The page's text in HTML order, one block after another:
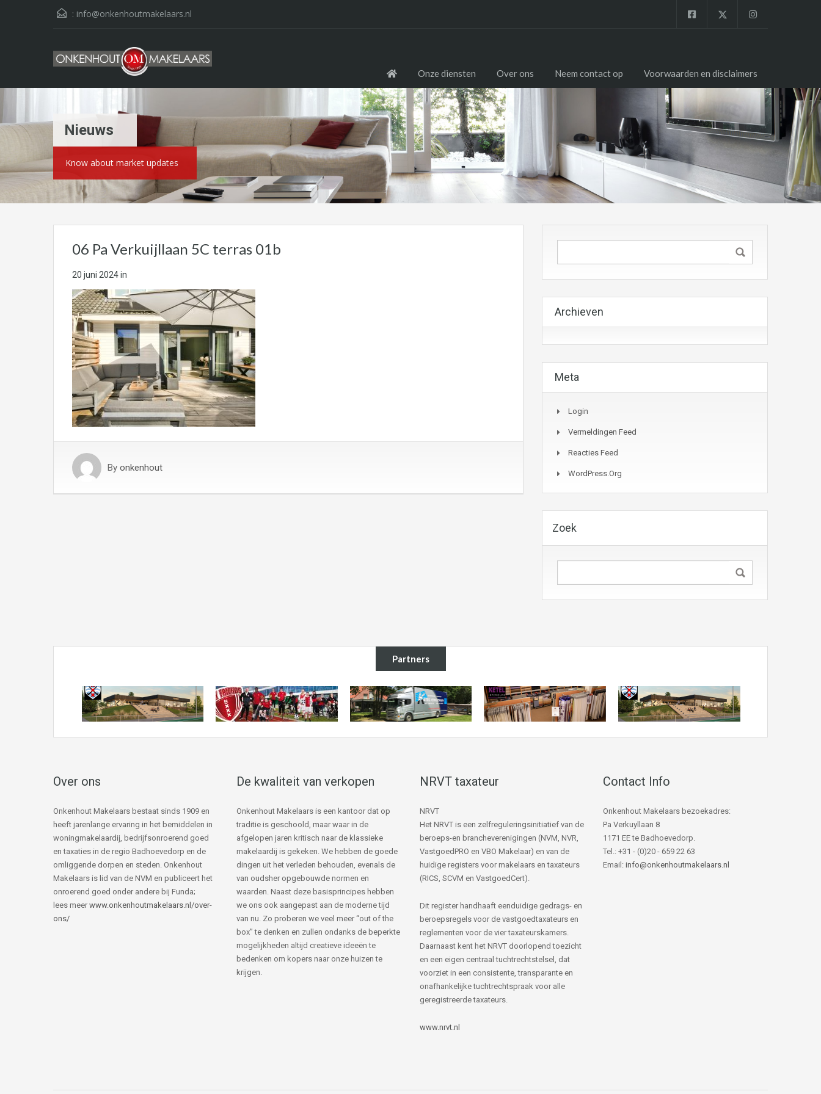
: info@onkenhoutmakelaars.nl
Onze diensten Over ons Neem contact op Voorwaarden en disclaimers
Nieuws
Know about market updates
06 Pa Verkuijllaan 5C terras 01b
20 juni 2024in
By onkenhout
Archieven
Meta
Login
Vermeldingen Feed
Reacties Feed
WordPress.org
Zoek
Partners
Over ons
Onkenhout Makelaars bestaat sinds 1909 en
heeft jarenlange ervaring in het bemiddelen in
woningmakelaardij, bedrijfsonroerend goed
en taxaties in de regio Badhoevedorp en de
omliggende dorpen en steden. Onkenhout
Makelaars is lid van de NVM en publiceert het
onroerend goed onder andere bij Funda;
lees meer www.onkenhoutmakelaars.nl/over-
ons/
De kwaliteit van verkopen
Onkenhout Makelaars is een kantoor dat op
traditie is geschoold, maar waar in de
afgelopen jaren kritisch naar de klassieke
makelaardij is gekeken. We hebben de goede
dingen uit het verleden behouden, evenals de
van oudsher opgebouwde normen en
waarden. Naast deze basisprincipes hebben
we ons ook aangepast aan de moderne tijd
van nu. Zo proberen we veel meer “out of the
box” te denken en zullen ondanks de beperkte
mogelijkheden altijd creatieve ideeën te
bedenken om kopers naar onze huizen te
krijgen.
NRVT taxateur
NRVT
Het NRVT is een zelfreguleringsinitiatief van de
beroeps-en brancheverenigingen (NVM, NVR,
VastgoedPRO en VBO Makelaar) en van de
huidige registers voor makelaars en taxateurs
(RICS, SCVM en VastgoedCert).
Dit register handhaaft eenduidige gedrags- en
beroepsregels voor de vastgoedtaxateurs en
reglementen voor de vier taxateurskamers.
Daarnaast kent het NRVT doorlopend toezicht
en een eigen centraal tuchtrechtstelsel, dat
voorziet in een consistente, transparante en
onafhankelijke tuchtrechtspraak voor alle
geregistreerde taxateurs.
www.nrvt.nl
Contact Info
Onkenhout Makelaars bezoekadres:
Pa Verkuyllaan 8
1171 EE te Badhoevedorp.
Tel.: +31 - (0)20 - 659 22 63
Email: info@onkenhoutmakelaars.nl